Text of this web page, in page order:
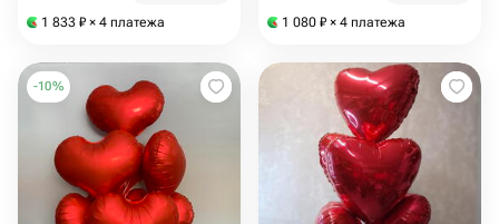
1 833 ₽ × 4 платежа 1 080 ₽ × 4 платежа
-10%